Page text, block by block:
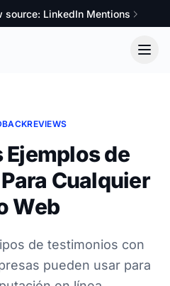
source: LinkedIn Mentions
REVIEWS
Ejemplos de
Cualquier
Web
de testimonios con
pueden usar para